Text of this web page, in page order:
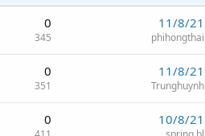
0
345
11/8/21
phihongthai
0
351
11/8/21
Trunghuynh
0 10/8/21